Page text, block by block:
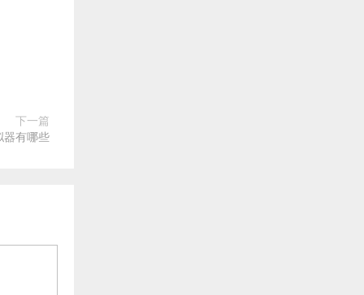
下一篇
器有哪些